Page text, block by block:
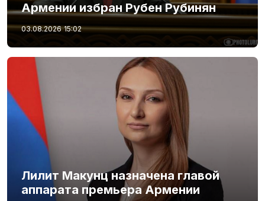
Армении избран Рубен Рубинян
03.08.2026 15:02
Лилит Макунц назначена главой
аппарата премьера Армении